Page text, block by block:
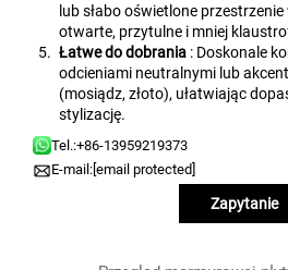
lub słabo oświetlone
otwarte, przytulne i mniej
Łatwe do dobrania : Doskonale
odcieniami neutralnymi lub
(mosiądz, złoto), ułatwiając
stylizację.
Tel.:+86-13959219373
E-mail: [email protected]
Zapytanie